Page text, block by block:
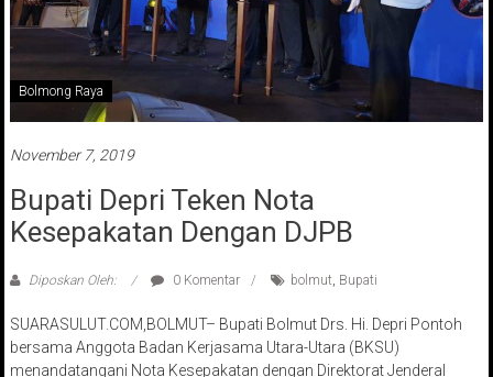
Bolmong Raya
November 7, 2019
Bupati Depri Teken Nota
Kesepakatan Dengan DJPB
Diposkan Oleh: 0 Komentar bolmut, Bupati
SUARASULUT.COM,BOLMUT– Bupati Bolmut Drs. Hi. Depri Pontoh
bersama Anggota Badan Kerjasama Utara-Utara (BKSU)
menandatangani Nota Kesepakatan dengan Direktorat Jenderal